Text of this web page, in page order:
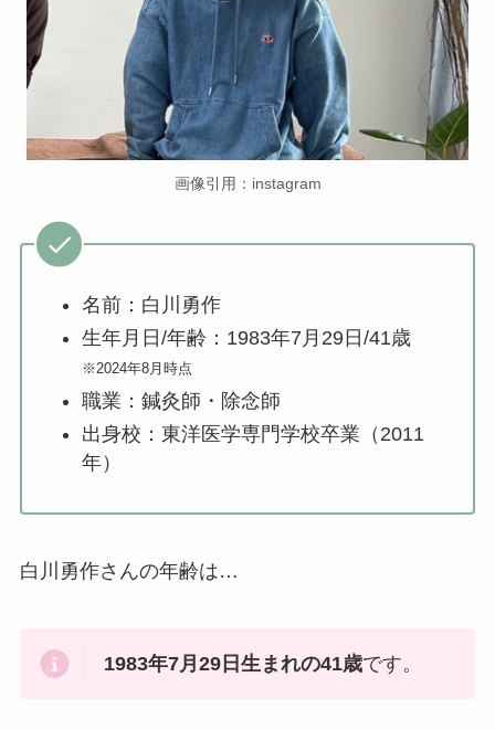
画像引用：instagram
名前：白川勇作
生年月日/年齢：1983年7月29日/41歳
※2024年8月時点
職業：鍼灸師・除念師
出身校：東洋医学専門学校卒業（2011
年）
白川勇作さんの年齢は…
1983年7月29日生まれの41歳です。